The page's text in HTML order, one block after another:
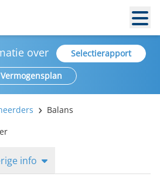
over
Selectierapport
Vermogensplan
Balans
info